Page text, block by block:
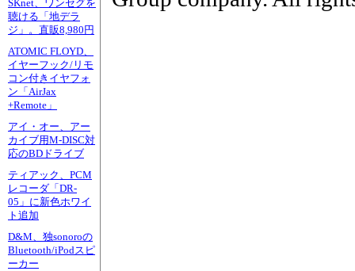
SKnet、ワンセグを
聴ける「地デラ
ジ」。直販8,980円
ATOMIC FLOYD、
イヤーフック/リモ
コン付きイヤフォ
ン「AirJax
+Remote」
アイ・オー、アー
カイブ用M-DISC対
応のBDドライブ
ティアック、PCM
レコーダ「DR-
05」に新色ホワイ
ト追加
D&M、独sonoroの
Bluetooth/iPodスピ
ーカー